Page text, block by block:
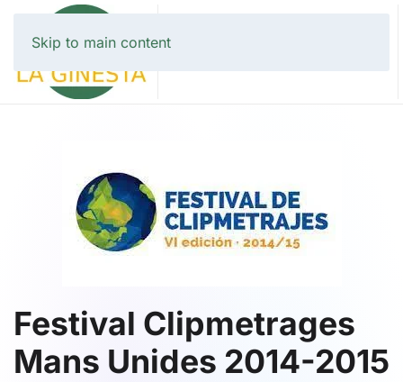
Skip to main content
Festival Clipmetrages
Mans Unides 2014-2015